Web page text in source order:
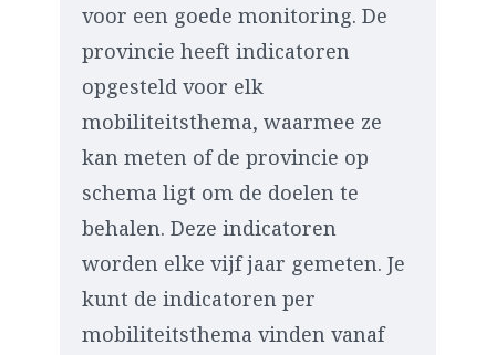
voor een goede monitoring. De
provincie heeft indicatoren
opgesteld voor elk
mobiliteitsthema, waarmee ze
kan meten of de provincie op
schema ligt om de doelen te
behalen. Deze indicatoren
worden elke vijf jaar gemeten. Je
kunt de indicatoren per
mobiliteitsthema vinden vanaf